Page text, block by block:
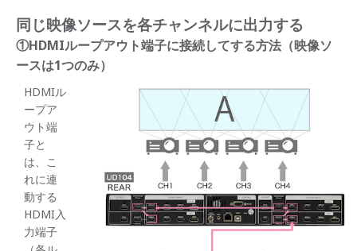
同じ映像ソースを各チャンネルに出力する
①HDMIループアウト端子に接続してする方法（映像ソ
ースは1つのみ）
HDMIル
ープア
ウト端
子と
は、こ
れに連
動する
HDMI入
力端子